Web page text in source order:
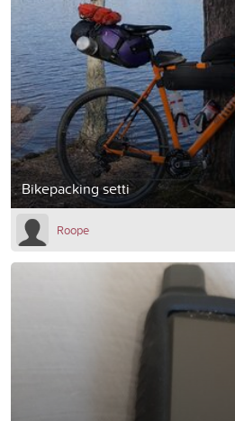
Bikepacking setti
Roope